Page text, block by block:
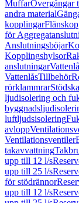
MuffarÖvergångar
andra material
kopplingar
för
Anslutningsböjar
Kopplingshylsor
anslutningar
VattenlåsTillbehör
rörklammrar
ljudisolering och
luftljudsisolering
avlopp
Ventilationsventiler
takavvattning
upp till 12 l/s
upp till 25 l/s
för stödrännor
upp till 12 l/s